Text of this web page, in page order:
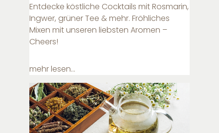
Entdecke köstliche Cocktails mit Rosmarin,
Ingwer, grüner Tee & mehr. Fröhliches
Mixen mit unseren liebsten Aromen –
Cheers!
mehr lesen...